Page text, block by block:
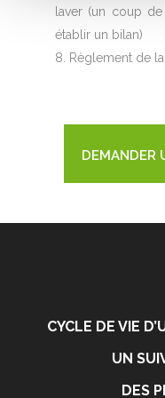
laver (un coup
établir un bilan)
Règlement de
DEMANDER
CYCLE DE VIE
UN
DES